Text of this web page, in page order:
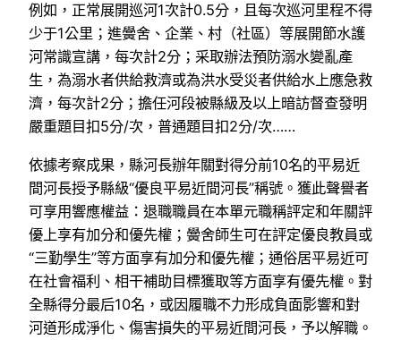
例如，正常展開巡河1次計0.5分，且每次巡河里程不得
少于1公里；進黌舍、企業、村（社區）等展開節水護
河常識宣講，每次計2分；采取辦法預防溺水變亂產
生，為溺水者供給救濟或為洪水受災者供給水上應急救
濟，每次計2分；擔任河段被縣級及以上暗訪督查發明
嚴重題目扣5分/次，普通題目扣2分/次……
依據考察成果，縣河長辦年關對得分前10名的平易近
間河長授予縣級“優良平易近間河長”稱號。獲此聲譽者
可享用響應權益：退職職員在本單元職稱評定和年關評
優上享有加分和優先權；黌舍師生可在評定優良教員或
“三勤學生”等方面享有加分和優先權；通俗居平易近可
在社會福利、相干補助目標獲取等方面享有優先權。對
全縣得分最后10名，或因履職不力形成負面影響和對
河道形成淨化、傷害損失的平易近間河長，予以解職。